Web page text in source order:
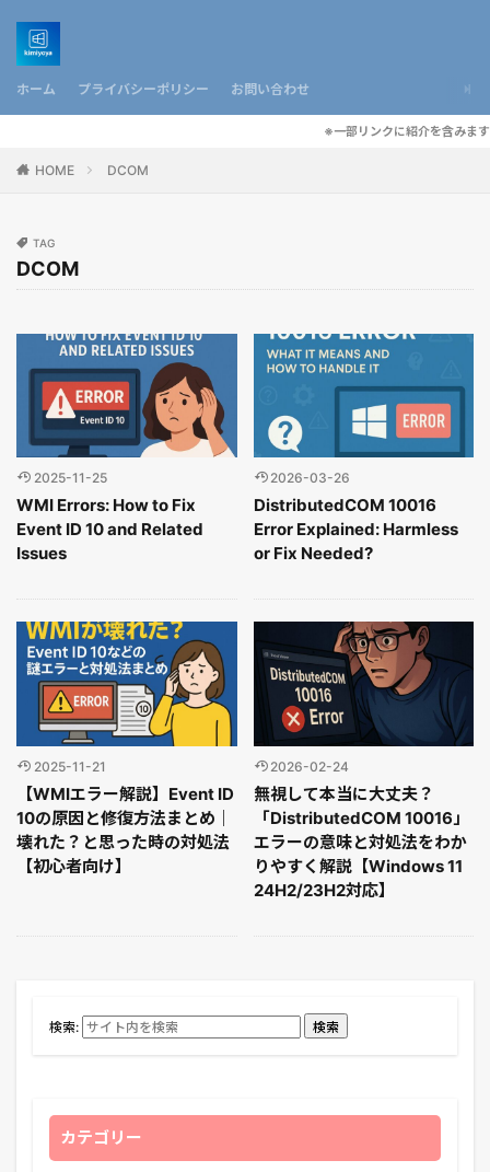
ホーム プライバシーポリシー お問い合わせ
※一部リンクに紹介を含みます
HOME DCOM
TAG
DCOM
2025-11-25
WMI Errors: How to Fix
Event ID 10 and Related
Issues
2026-03-26
DistributedCOM 10016
Error Explained: Harmless
or Fix Needed?
2025-11-21
【WMIエラー解説】Event ID
10の原因と修復方法まとめ｜
壊れた？と思った時の対処法
【初心者向け】
2026-02-24
無視して本当に大丈夫？
「DistributedCOM 10016」
エラーの意味と対処法をわか
りやすく解説【Windows 11
24H2/23H2対応】
検索: 検索
カテゴリー